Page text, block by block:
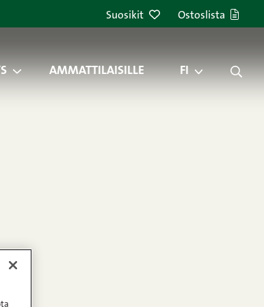
Suosikit Ostoslista
AMMATTILAISILLE FI